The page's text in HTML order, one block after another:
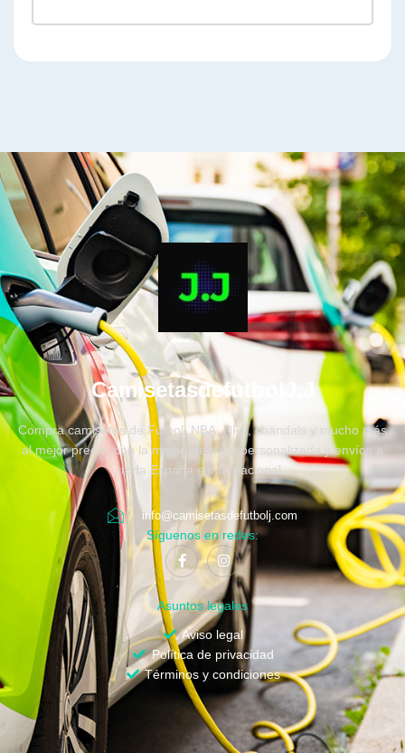
CamisetasdefutbolJ.J
Compra camisetas de Fútbol, NBA, NFL, chandals y mucho más
al mejor precio, con la mejor atención personalizada y envíos a
toda España e internacional.
info@camisetasdefutbolj.com
Síguenos en redes:
Asuntos legales
Aviso legal
Política de privacidad
Términos y condiciones